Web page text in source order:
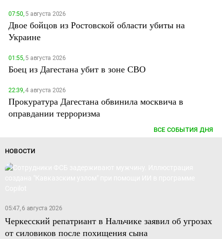
07:50,5 августа 2026
Двое бойцов из Ростовской области убиты на
Украине
01:55,5 августа 2026
Боец из Дагестана убит в зоне СВО
22:39,4 августа 2026
Прокуратура Дагестана обвинила москвича в
оправдании терроризма
ВСЕ СОБЫТИЯ ДНЯ
НОВОСТИ
05:47, 6 августа 2026
Черкесский репатриант в Нальчике заявил об угрозах
от силовиков после похищения сына